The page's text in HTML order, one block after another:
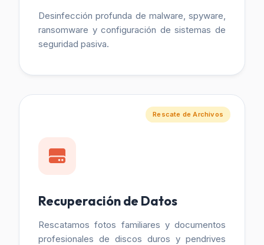
Desinfección profunda de malware, spyware,
ransomware y configuración de sistemas de
seguridad pasiva.
Rescate de Archivos
Recuperación de Datos
Rescatamos fotos familiares y documentos
profesionales de discos duros y pendrives